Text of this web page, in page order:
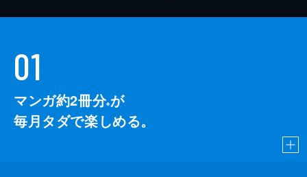
01
マンガ約2冊分※が
毎月タダで楽しめる。